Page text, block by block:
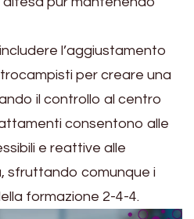
l’aggiustamento
per creare una
il controllo al centro
consentono alle
e reattive alle
sfruttando comunque i
formazione 2-4-4.